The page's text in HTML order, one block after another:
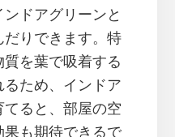
ドアグリーンと
だりできます。特
を葉で吸着する
ため、インドア
てると、部屋の空
も期待できるで